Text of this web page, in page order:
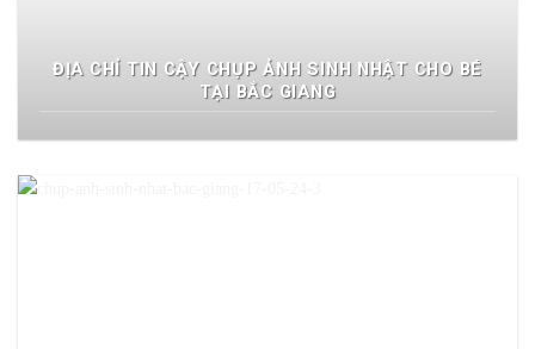
ĐỊA CHỈ TIN CẬY CHỤP ẢNH SINH NHẬT CHO BÉ
TẠI BẮC GIANG